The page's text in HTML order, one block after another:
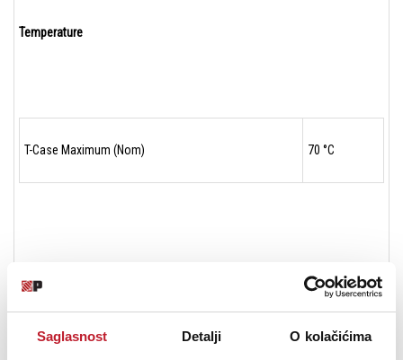
Saglasnost Detalji O kolačićima
Temperature
T-Case Maximum (Nom) 70 °C
Controls and Dimming